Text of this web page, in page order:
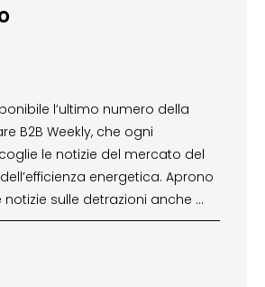
l’ultimo numero della
B2B Weekly, che ogni
le notizie del mercato del
energetica. Aprono
notizie sulle detrazioni anche …